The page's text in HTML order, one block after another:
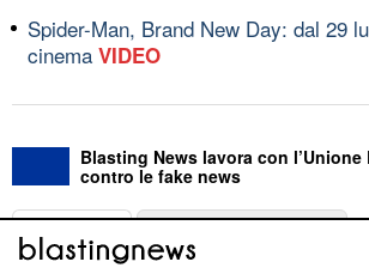
Spider-Man, Brand New Day: dal 29
cinema VIDEO
Blasting News lavora con
contro le fake news
ABOUT